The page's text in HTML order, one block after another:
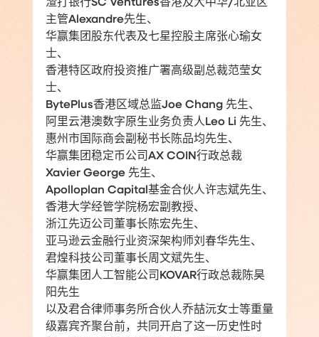
渣打银行SC Ventures香港及大中华/北亚区
主管Alexandre先生、
华赢集团股东代表及七星控股主席张心瑜女
士、
香港特区政府投资推广署高级副总裁范莹女
士、
BytePlus香港区域总监Joe Chang 先生、
阿里云港澳数字原生业务负责人Leo Li 先生、
惠州市国际商会副秘书长陈品均先生、
华赢集团稳定币公司AX COIN行政总裁
Xavier George 先生、
Apolloplan Capital基金合伙人许志斌先生、
香港大学经管学院杨宏副教授、
浙江先迈公司董事长陈宏先生、
亚马逊云金融行业资深架构师刘春华先生、
君煌科技公司董事长周文斌先生、
华赢集团人工智能公司KOVAR行政总裁陈昊
阳先生
以及君合律师事务所合伙人乔喆沅女士等重量
级嘉宾齐聚台前，共同开启了这一历史性时